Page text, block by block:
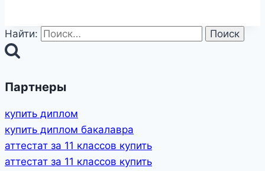
Найти:
Партнеры
купить диплом
купить диплом бакалавра
аттестат за 11 классов купить
аттестат за 11 классов купить